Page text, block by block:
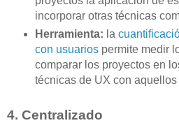
incorporar otras técnicas
Herramienta: la
con usuariospermite medir
comparar los proyectos en
técnicas de UX con
4. Centralizado